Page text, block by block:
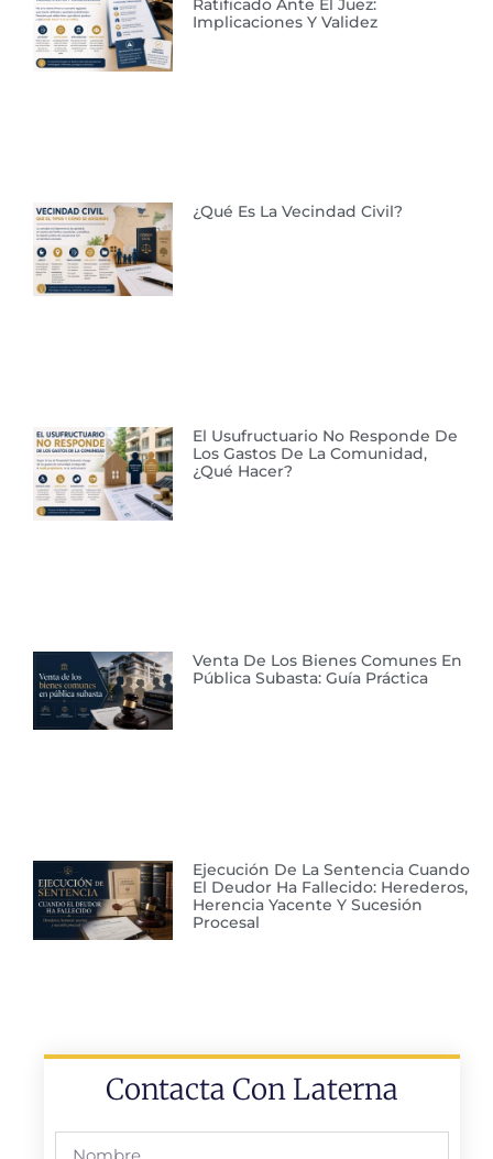
Ratificado Ante El Juez:
Implicaciones Y Validez
¿Qué Es La Vecindad Civil?
El Usufructuario No Responde De
Los Gastos De La Comunidad,
¿qué Hacer?
Venta De Los Bienes Comunes En
Pública Subasta: Guía Práctica
Ejecución De La Sentencia Cuando
El Deudor Ha Fallecido: Herederos,
Herencia Yacente Y Sucesión
Procesal
Contacta Con Laterna